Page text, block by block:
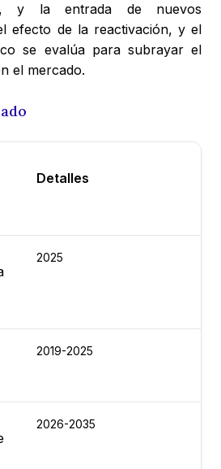
y la entrada de nuevos
efecto de la reactivación, y el
se evalúa para subrayar el
el mercado.
Detalles
2025
2019-2025
2026-2035